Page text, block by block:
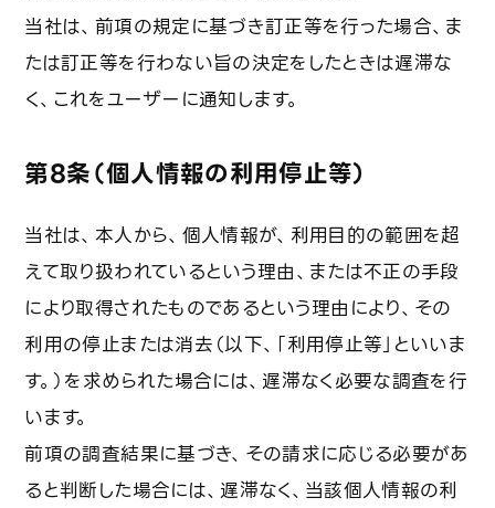
当社は、前項の規定に基づき訂正等を行った場合、ま
たは訂正等を行わない旨の決定をしたときは遅滞な
く、これをユーザーに通知します。
第8条（個人情報の利用停止等）
当社は、本人から、個人情報が、利用目的の範囲を超
えて取り扱われているという理由、または不正の手段
により取得されたものであるという理由により、その
利用の停止または消去（以下、「利用停止等」といいま
す。）を求められた場合には、遅滞なく必要な調査を行
います。
前項の調査結果に基づき、その請求に応じる必要があ
ると判断した場合には、遅滞なく、当該個人情報の利